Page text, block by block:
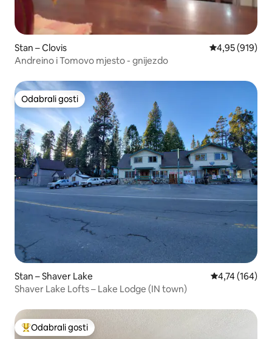
Stan – Clovis Prosječna
4,95 (919)
Andreino i Tomovo mjesto - gnijezdo
Odabrali gosti
Odabrali gosti
Stan – Shaver Lake Prosječna
4,74 (164)
Shaver Lake Lofts – Lake Lodge (IN town)
Među najviše rangiranima s oznakom „Odabrali gosti”
Odabrali gosti